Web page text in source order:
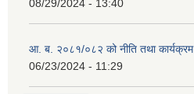
08/29/2024 - 13:40
आ. ब. २०८१/०८२ को नीति तथा कार्यक्रम
06/23/2024 - 11:29